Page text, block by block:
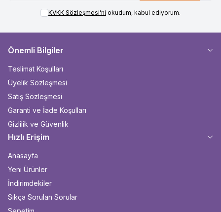
KVKK Sözleşmesi'ni okudum, kabul ediyorum.
Önemli Bilgiler
Teslimat Koşulları
Üyelik Sözleşmesi
Satış Sözleşmesi
Garanti ve İade Koşulları
Gizlilik ve Güvenlik
Hızlı Erişim
Anasayfa
Yeni Ürünler
İndirimdekiler
Sıkça Sorulan Sorular